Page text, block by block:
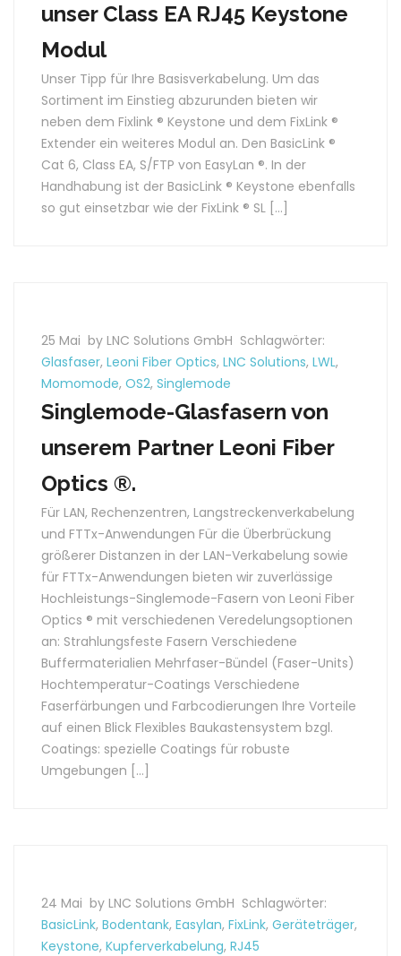
unser Class EA RJ45 Keystone
Modul
Unser Tipp für Ihre Basisverkabelung. Um das
Sortiment im Einstieg abzurunden bieten wir
neben dem Fixlink ® Keystone und dem FixLink ®
Extender ein weiteres Modul an. Den BasicLink ®
Cat 6, Class EA, S/FTP von EasyLan ®. In der
Handhabung ist der BasicLink ® Keystone ebenfalls
so gut einsetzbar wie der FixLink ® SL […]
25 Mai by LNC Solutions GmbH Schlagwörter:
Glasfaser, Leoni Fiber Optics, LNC Solutions, LWL,
Momomode, OS2, Singlemode
Singlemode-Glasfasern von
unserem Partner Leoni Fiber
Optics ®.
Für LAN, Rechenzentren, Langstreckenverkabelung
und FTTx-Anwendungen Für die Überbrückung
größerer Distanzen in der LAN-Verkabelung sowie
für FTTx-Anwendungen bieten wir zuverlässige
Hochleistungs-Singlemode-Fasern von Leoni Fiber
Optics ® mit verschiedenen Veredelungsoptionen
an: Strahlungsfeste Fasern Verschiedene
Buffermaterialien Mehrfaser-Bündel (Faser-Units)
Hochtemperatur-Coatings Verschiedene
Faserfärbungen und Farbcodierungen Ihre Vorteile
auf einen Blick Flexibles Baukastensystem bzgl.
Coatings: spezielle Coatings für robuste
Umgebungen […]
24 Mai by LNC Solutions GmbH Schlagwörter:
BasicLink, Bodentank, Easylan, FixLink, Geräteträger,
Keystone, Kupferverkabelung, RJ45